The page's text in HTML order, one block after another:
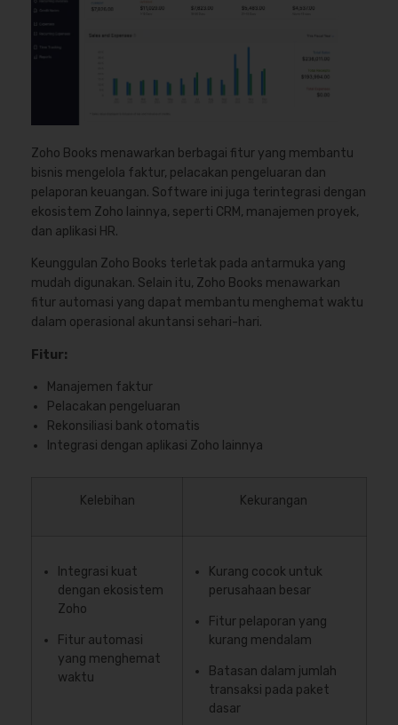
Zoho Books menawarkan berbagai fitur yang membantu
bisnis mengelola faktur, pelacakan pengeluaran dan
pelaporan keuangan. Software ini juga terintegrasi dengan
ekosistem Zoho lainnya, seperti CRM, manajemen proyek,
dan aplikasi HR.
Keunggulan Zoho Books terletak pada antarmuka yang
mudah digunakan. Selain itu, Zoho Books menawarkan
fitur automasi yang dapat membantu menghemat waktu
dalam operasional akuntansi sehari-hari.
Fitur:
Manajemen faktur
Pelacakan pengeluaran
Rekonsiliasi bank otomatis
Integrasi dengan aplikasi Zoho lainnya
Kelebihan Kekurangan
Integrasi kuat
dengan ekosistem
Zoho
Fitur automasi
yang menghemat
waktu
Kurang cocok untuk
perusahaan besar
Fitur pelaporan yang
kurang mendalam
Batasan dalam jumlah
transaksi pada paket
dasar